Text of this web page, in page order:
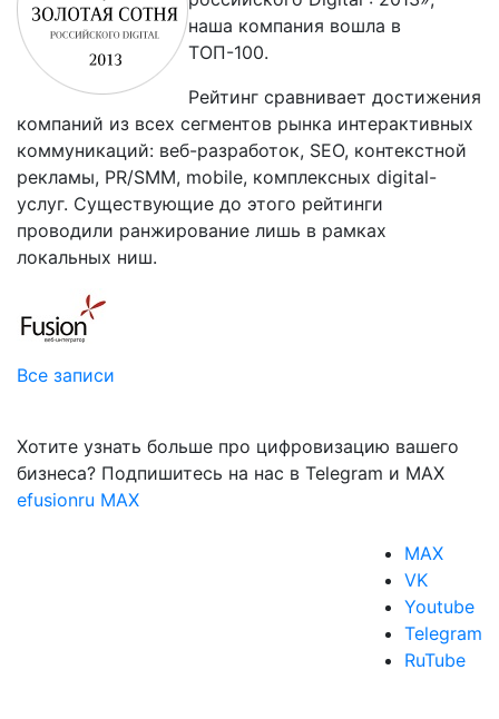
наша компания вошла в
ТОП-100.
Рейтинг сравнивает достижения
компаний из всех сегментов рынка интерактивных
коммуникаций: веб-разработок, SEO, контекстной
рекламы, PR/SMM, mobile, комплексных digital-
услуг. Существующие до этого рейтинги
проводили ранжирование лишь в рамках
локальных ниш.
Все записи
Хотите узнать больше про цифровизацию вашего
бизнеса? Подпишитесь на нас в Telegram и MAX
efusionru MAX
MAX
VK
Youtube
Telegram
RuTube